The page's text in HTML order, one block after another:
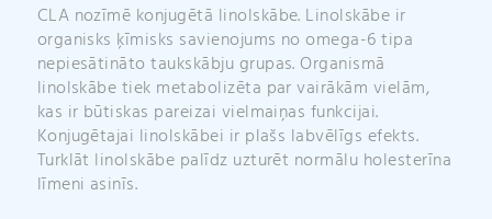
CLA nozīmē konjugētā linolskābe. Linolskābe ir
organisks ķīmisks savienojums no omega-6 tipa
nepiesātināto taukskābju grupas. Organismā
linolskābe tiek metabolizēta par vairākām vielām,
kas ir būtiskas pareizai vielmaiņas funkcijai.
Konjugētajai linolskābei ir plašs labvēlīgs efekts.
Turklāt linolskābe palīdz uzturēt normālu holesterīna
līmeni asinīs.